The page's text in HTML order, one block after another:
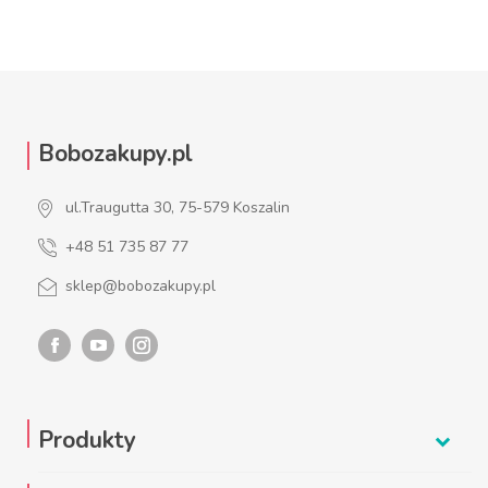
Bobozakupy.pl
ul.Traugutta 30, 75-579 Koszalin
+48 51 735 87 77
sklep@bobozakupy.pl
Produkty